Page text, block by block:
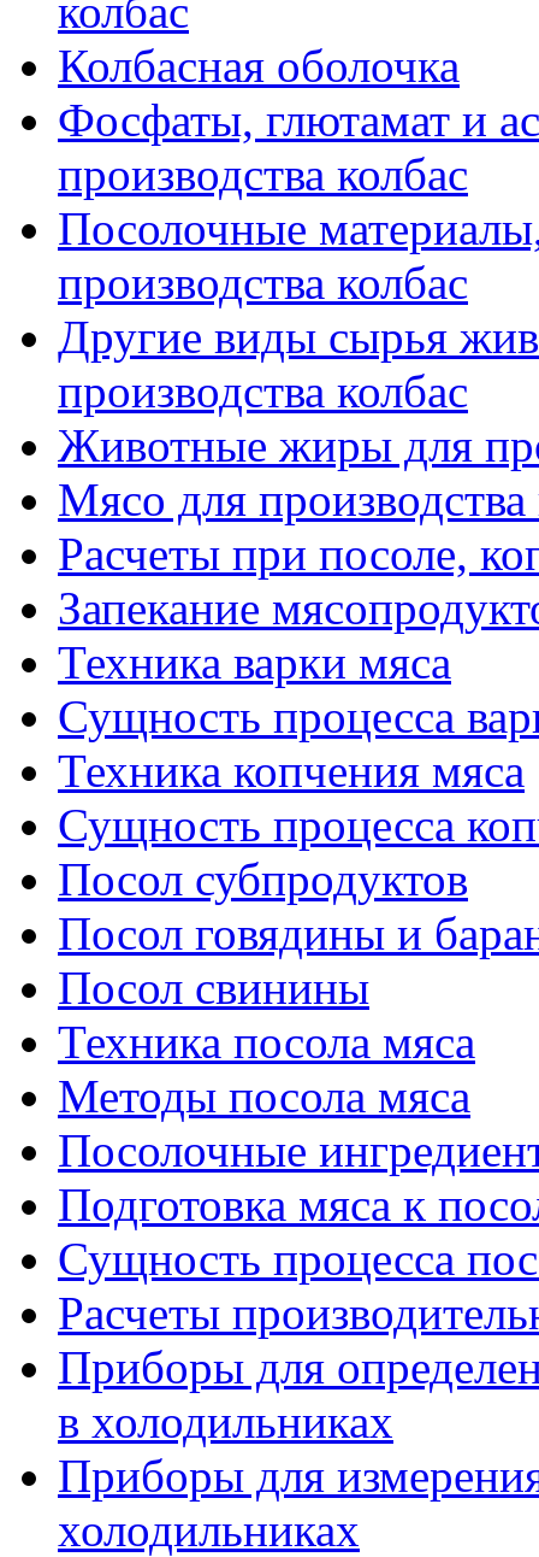
колбас
Колбасная оболочка
Фосфаты, глютамат и
производства колбас
Посолочные
производства колбас
Другие виды сырья
производства колбас
Животные жиры для
Мясо для
Расчеты при посоле,
Запекание
Техника варки мяса
Сущность процесса
Техника копчения мяса
Сущность процесса
Посол субпродуктов
Посол говядины и
Посол свинины
Техника посола мяса
Методы посола мяса
Посолочные
Подготовка мяса к
Сущность процесса
Расчеты
Приборы для
в холодильниках
Приборы для
холодильниках